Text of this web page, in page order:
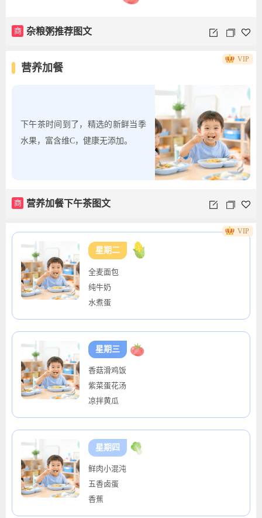
商 杂粮粥推荐图文
营养加餐
下午茶时间到了，精选的新鲜当季
水果，富含维C，健康无添加。
商 营养加餐下午茶图文
VIP
星期二
全麦面包
纯牛奶
水煮蛋
星期三
香菇滑鸡饭
紫菜蛋花汤
凉拌黄瓜
星期四
鲜肉小混沌
五香卤蛋
香蕉
VIP